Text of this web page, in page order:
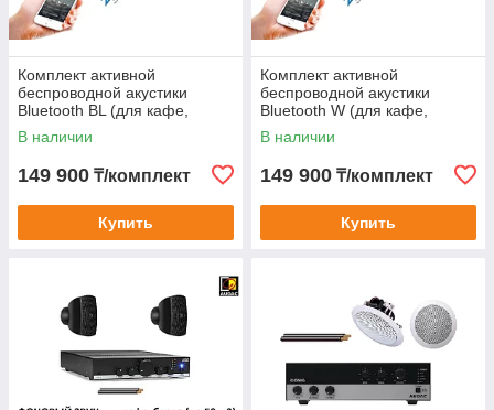
Комплект активной
беспроводной акустики
Bluetooth BL (для кафе,
баров, ресторанов, бутиков)
В наличии
149 900 ₸/комплект
Купить
Комплект активной
беспроводной акустики
Bluetooth W (для кафе,
баров, ресторанов, бутиков)
В наличии
149 900 ₸/комплект
Купить